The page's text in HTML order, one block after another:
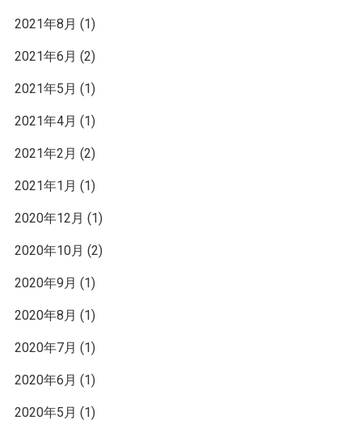
2021年8月 (1)
2021年6月 (2)
2021年5月 (1)
2021年4月 (1)
2021年2月 (2)
2021年1月 (1)
2020年12月 (1)
2020年10月 (2)
2020年9月 (1)
2020年8月 (1)
2020年7月 (1)
2020年6月 (1)
2020年5月 (1)